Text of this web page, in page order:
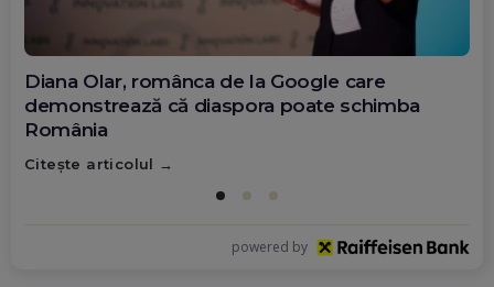
Diana Olar, românca de la Google care
demonstrează că diaspora poate schimba
România
Citește articolul
powered by